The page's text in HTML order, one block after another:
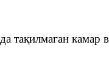
тақилмаган камар